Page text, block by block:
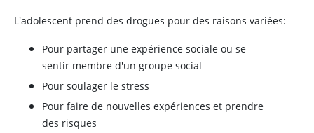
L'adolescent prend des drogues pour des raisons variées:
Pour partager une expérience sociale ou se
sentir membre d'un groupe social
Pour soulager le stress
Pour faire de nouvelles expériences et prendre
des risques